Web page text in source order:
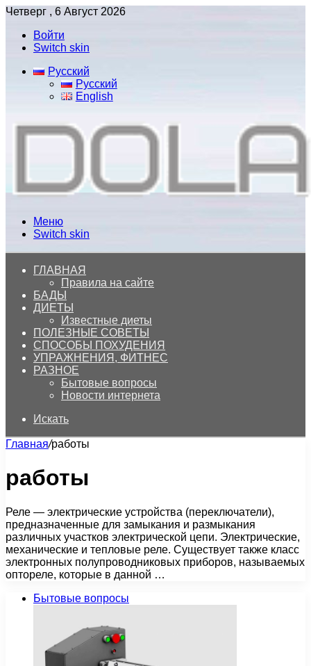
Четверг , 6 Август 2026
Войти
Switch skin
Русский
Русский
English
Меню
Switch skin
ГЛАВНАЯ
Правила на сайте
БАДЫ
ДИЕТЫ
Известные диеты
ПОЛЕЗНЫЕ СОВЕТЫ
СПОСОБЫ ПОХУДЕНИЯ
УПРАЖНЕНИЯ, ФИТНЕС
РАЗНОЕ
Бытовые вопросы
Новости интернета
Искать
Главная/работы
работы
Реле — электрические устройства (переключатели),
предназначенные для замыкания и размыкания
различных участков электрической цепи. Электрические,
механические и тепловые реле. Существует также класс
электронных полупроводниковых приборов, называемых
оптореле, которые в данной …
Бытовые вопросы